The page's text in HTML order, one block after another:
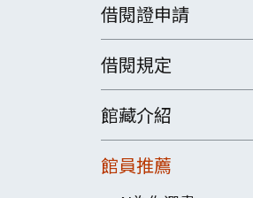
借閱證申請
借閱規定
館藏介紹
館員推薦